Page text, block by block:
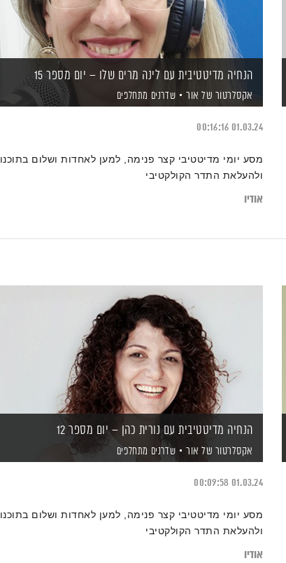
הנחיה מדיטטיבית עם לינה מרים שלו – יום מספר 15
אקסלרטור של אור שדרנים מתחלפים
01.03.24
00:16:16
מסע יומי מדיטטיבי קצר פנימה, למען לאחדות ושלום בתוכנו
ולהעלאת התדר הקולקטיבי
אודיו
הנחיה מדיטטיבית עם נורית כהן – יום מספר 12
אקסלרטור של אור שדרנים מתחלפים
01.03.24
00:09:58
מסע יומי מדיטטיבי קצר פנימה, למען לאחדות ושלום בתוכנו
ולהעלאת התדר הקולקטיבי
אודיו